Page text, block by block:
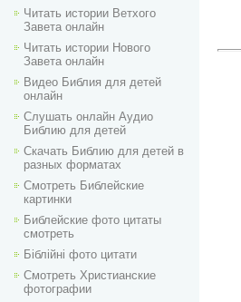
Читать истории Ветхого
Завета онлайн
Читать истории Нового
Завета онлайн
Видео Библия для детей
онлайн
Слушать онлайн Аудио
Библию для детей
Скачать Библию для детей в
разных форматах
Смотреть Библейские
картинки
Библейские фото цитаты
смотреть
Біблійні фото цитати
Смотреть Христианские
фотографии